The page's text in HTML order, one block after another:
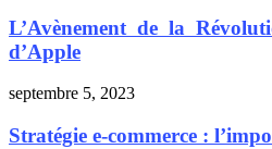
L’Avènement de la
d’Apple
septembre 5, 2023
Stratégie e-commerce :